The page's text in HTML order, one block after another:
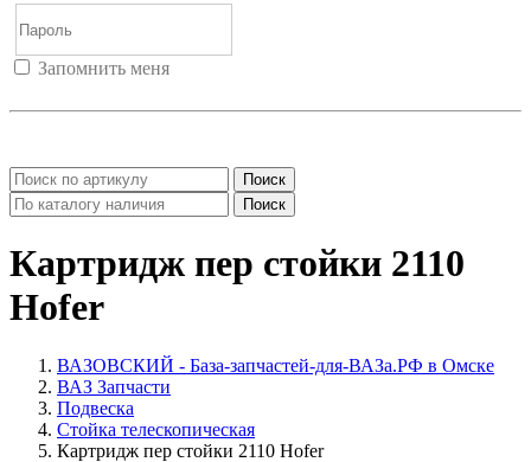
Запомнить меня
Поиск
Поиск
Картридж пер стойки 2110
Hofer
ВАЗОВСКИЙ - База-запчастей-для-ВАЗа.РФ в Омске
ВАЗ Запчасти
Подвеска
Стойка телескопическая
Картридж пер стойки 2110 Hofer